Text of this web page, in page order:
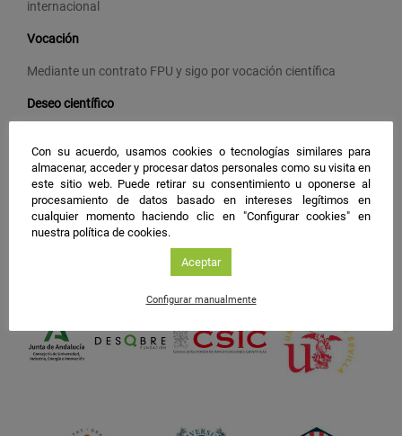
internacional
Vocación
Mediante un contrato FPU y sigo por vocación científica
Deseo científico
facebook
twitter
instagram
#NIGHTSpain
Con su acuerdo, usamos cookies o tecnologías similares para
almacenar, acceder y procesar datos personales como su visita en
este sitio web. Puede retirar su consentimiento u oponerse al
procesamiento de datos basado en intereses legítimos en
cualquier momento haciendo clic en "Configurar cookies" en
nuestra política de cookies.
Aceptar
Configurar manualmente